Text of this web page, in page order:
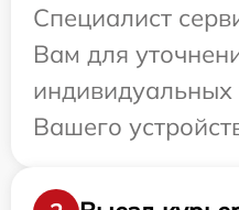
Специалист
Вам для
Вашего